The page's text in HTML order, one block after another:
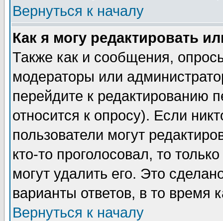
Вернуться к началу
Как я могу редактировать
Также как и сообщения,
модераторы или
перейдите к редактированию
относится к опросу). Если
пользователи могут
кто-то проголосовал, то
могут удалить его. Это
варианты ответов, в то время
Вернуться к началу